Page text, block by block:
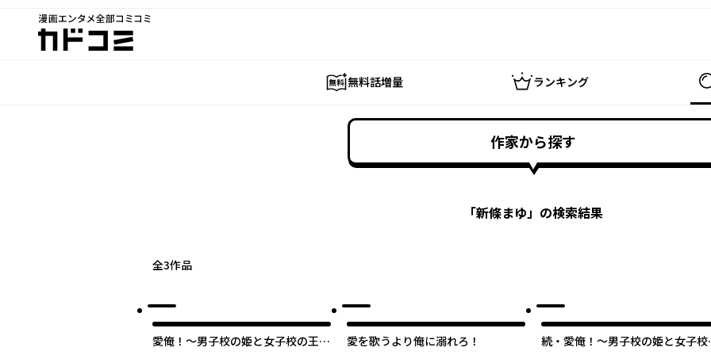
漫画エンタメ全部コミコミ
カドコミ
無料話増量 ランキング
作家から探す
「新條まゆ」の検索結果
全3作品
愛俺！～男子校の姫と女子校の王子
愛を歌うより俺に溺れろ！
続・愛俺！～男子校の姫と女子校